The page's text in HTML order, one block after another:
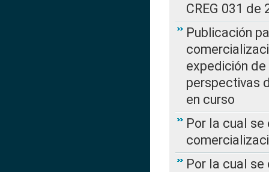
CREG 031 de
Publicación
expedición de
perspectivas
en curso
Por la cual
Por la cual se